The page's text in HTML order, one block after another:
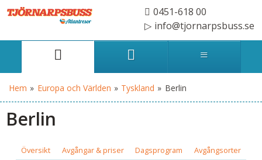
0451-618 00
info@tjornarpsbuss.se
Hem » Europa och Världen » Tyskland » Berlin
Berlin
Översikt Avgångar & priser Dagsprogram
Avgångsorter